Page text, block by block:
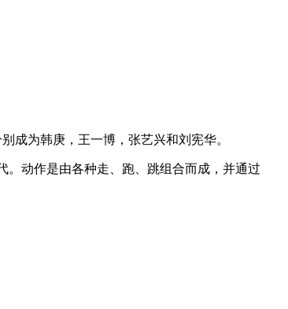
成为韩庚，王一博，张艺兴和刘宪华。
。动作是由各种走、跑、跳组合而成，并通过